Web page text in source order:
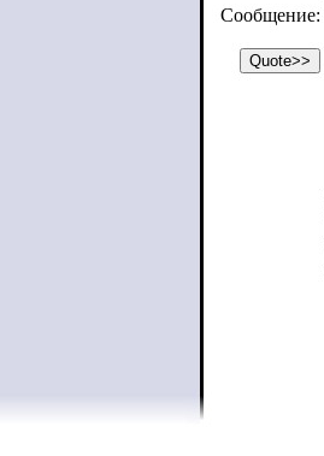
Сообщение: